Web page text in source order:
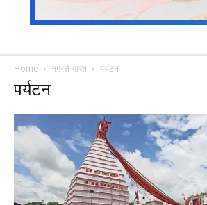
Home नमस्ते भारत पर्यटन
पर्यटन